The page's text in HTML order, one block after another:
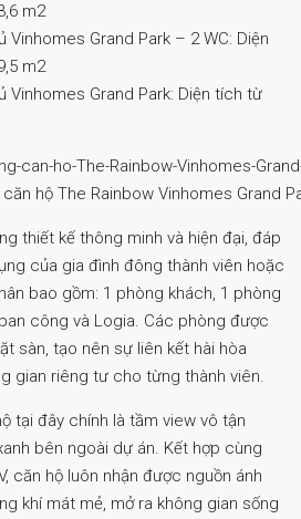
m2
Vinhomes Grand Park – 2 WC: Diện
m2
Vinhomes Grand Park: Diện tích từ
hộ The Rainbow Vinhomes Grand
thiết kế thông minh và hiện đại, đáp
của gia đình đông thành viên hoặc
bao gồm: 1 phòng khách, 1 phòng
công và Logia. Các phòng được
sàn, tạo nên sự liên kết hài hòa
gian riêng tư cho từng thành viên.
tại đây chính là tầm view vô tận
bên ngoài dự án. Kết hợp cùng
căn hộ luôn nhận được nguồn ánh
khí mát mẻ, mở ra không gian sống